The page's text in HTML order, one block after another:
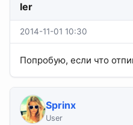
ler
2014-11-01 10:30
Попробую, если что
Sprinx
User